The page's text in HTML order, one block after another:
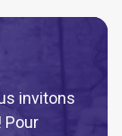
invitons
Pour